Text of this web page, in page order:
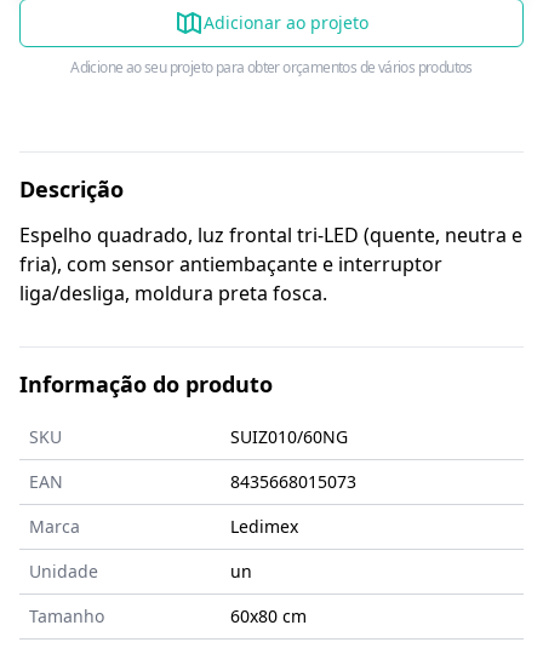
Adicionar ao projeto
Adicione ao seu projeto para obter orçamentos de vários produtos
Descrição
Espelho quadrado, luz frontal tri-LED (quente, neutra e
fria), com sensor antiembaçante e interruptor
liga/desliga, moldura preta fosca.
Informação do produto
SKU
SUIZ010/60NG
EAN
8435668015073
Marca
Ledimex
Unidade
un
Tamanho
60x80 cm